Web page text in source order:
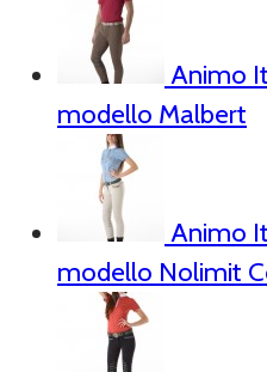
Animo
modello Malbert
Animo
modello Nolimit